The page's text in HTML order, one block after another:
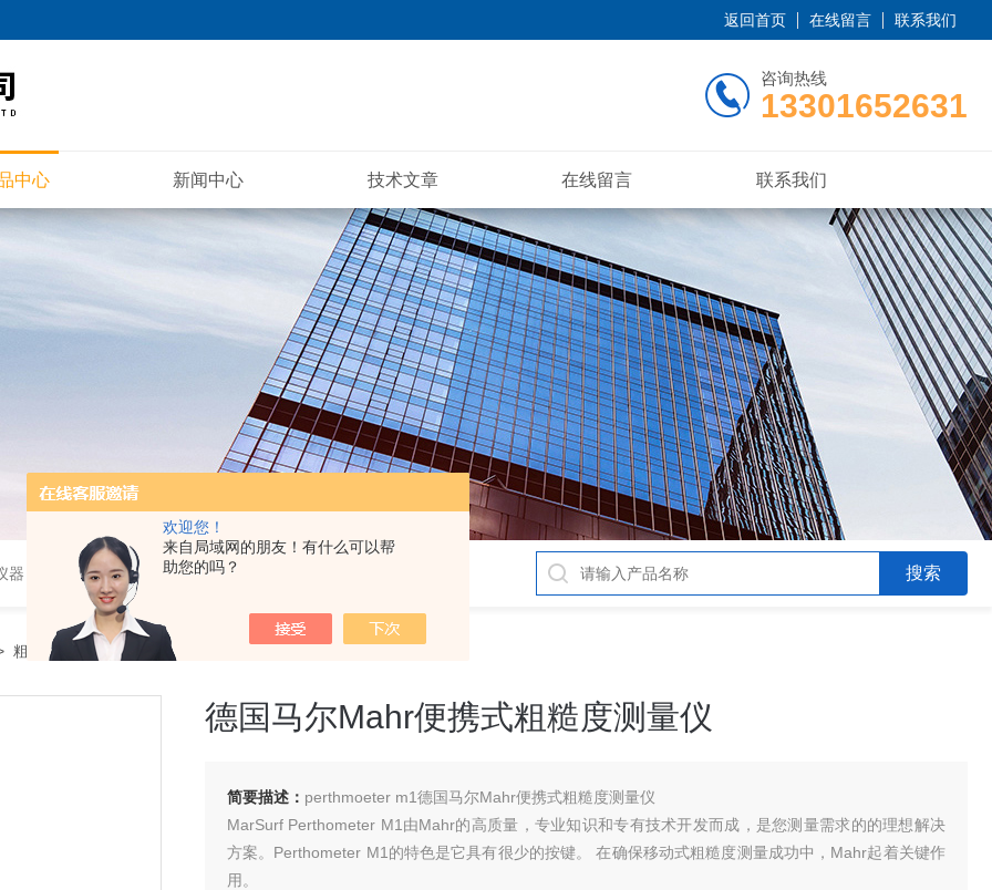
欢迎您！
来自局域网的朋友！有什么可以帮
助您的吗？
返回首页 在线留言 联系我们
咨询热线
13301652631
中心 新闻中心 技术文章 在线留言 联系我们
器
粗糙度仪 > Perthometer M1德国马尔Mahr便携式粗糙度测量仪
德国马尔Mahr便携式粗糙度测量仪
简要描述： perthmoeter m1德国马尔Mahr便携式粗糙度测量仪
MarSurf Perthometer M1由Mahr的高质量，专业知识和专有技术开发而成，是您测量需求的的理想解决
方案。Perthometer M1的特色是它具有很少的按键。 在确保移动式粗糙度测量成功中，Mahr起着关键作
用。